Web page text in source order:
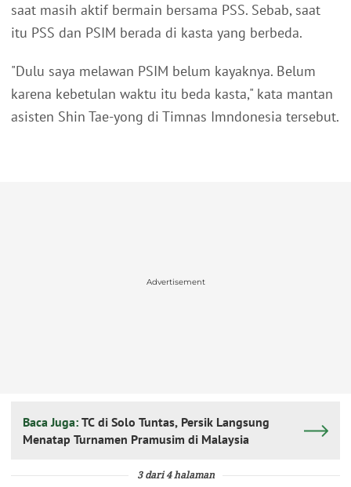
saat masih aktif bermain bersama PSS. Sebab, saat
itu PSS dan PSIM berada di kasta yang berbeda.
"Dulu saya melawan PSIM belum kayaknya. Belum
karena kebetulan waktu itu beda kasta," kata mantan
asisten Shin Tae-yong di Timnas Imndonesia tersebut.
Advertisement
Baca Juga: TC di Solo Tuntas, Persik Langsung
Menatap Turnamen Pramusim di Malaysia
3 dari 4 halaman